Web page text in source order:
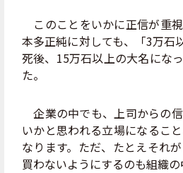
このことをいかに正信が重
本多正純に対しても、「3万石
死後、15万石以上の大名にな
た。
企業の中でも、上司からの
いかと思われる立場になるこ
なります。ただ、たとえそれ
買わないようにするのも組織の